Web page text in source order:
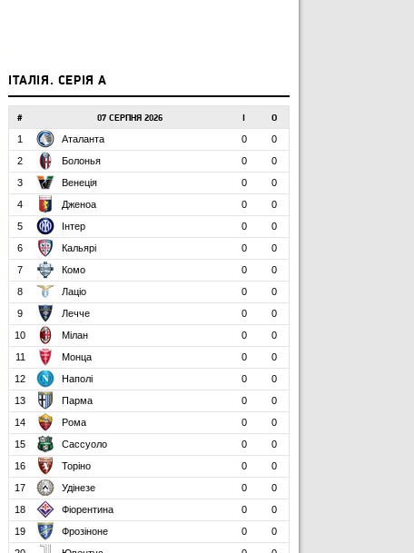
ІТАЛІЯ. СЕРІЯ А
# 07 СЕРПНЯ 2026 О
1 Аталанта 0
0
2
Болонья 0
0
3
Венеція 0
0
4
Дженоа 0
0
5
Інтер 0
0
6
Кальярі 0
0
7
Комо 0
0
8
Лаціо 0
0
9
Лечче 0
0
10
Мілан 0
0
11
Монца 0
0
12
Наполі 0
0
13
Парма 0
0
14
Рома 0
0
15
Сассуоло 0
0
16
Торіно 0
0
17
Удінезе 0
0
18
Фіорентина 0
0
19
Фрозіноне 0
0